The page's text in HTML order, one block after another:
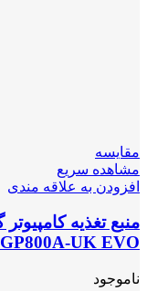
مقایسه
مشاهده سریع
افزودن به علاقه مندی
UK EVO
ناموجود